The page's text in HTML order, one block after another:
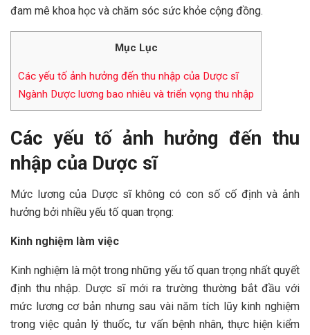
đam mê khoa học và chăm sóc sức khỏe cộng đồng.
Mục Lục
Các yếu tố ảnh hưởng đến thu nhập của Dược sĩ
Ngành Dược lương bao nhiêu và triển vọng thu nhập
Các yếu tố ảnh hưởng đến thu
nhập của Dược sĩ
Mức lương của Dược sĩ không có con số cố định và ảnh
hưởng bởi nhiều yếu tố quan trọng:
Kinh nghiệm làm việc
Kinh nghiệm là một trong những yếu tố quan trọng nhất quyết
định thu nhập. Dược sĩ mới ra trường thường bắt đầu với
mức lương cơ bản nhưng sau vài năm tích lũy kinh nghiệm
trong việc quản lý thuốc, tư vấn bệnh nhân, thực hiện kiểm